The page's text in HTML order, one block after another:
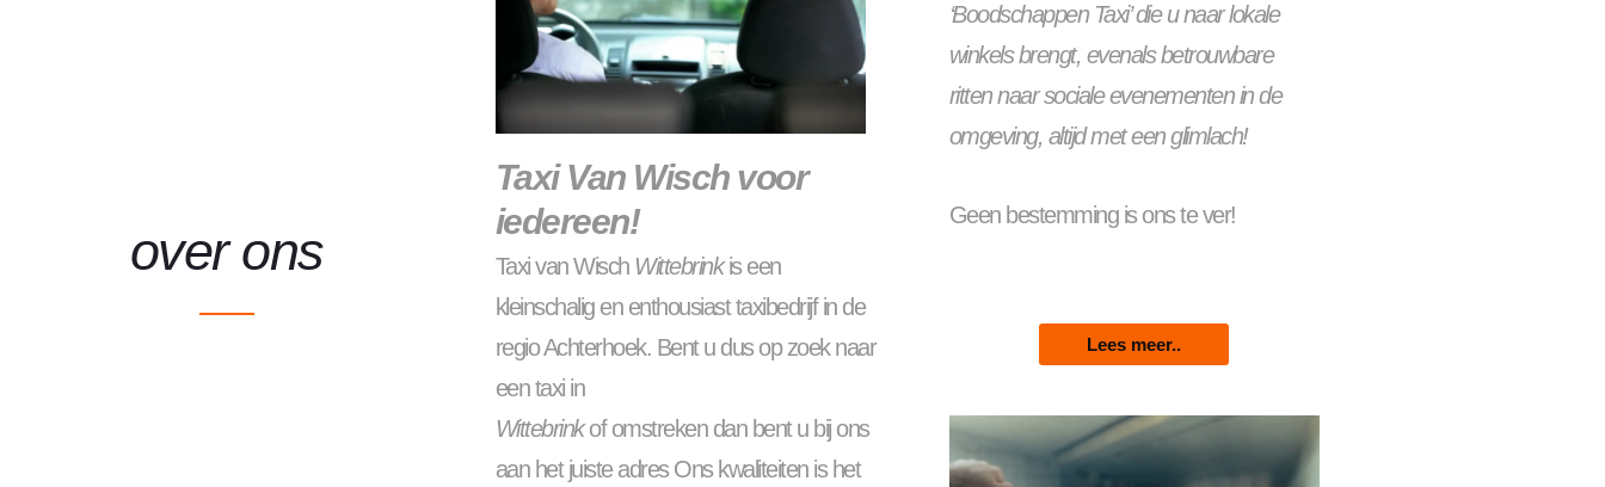
over ons
Taxi Van Wisch voor
iedereen!
Taxi van Wisch Wittebrinkis een
kleinschalig en enthousiast taxibedrijf in de
regio Achterhoek. Bent u dus op zoek naar
een taxi in
Wittebrinkof omstreken dan bent u bij ons
aan het juiste adres Ons kwaliteiten is het
‘Boodschappen Taxi’ die u naar lokale
winkels brengt, evenals betrouwbare
ritten naar sociale evenementen in de
omgeving, altijd met een glimlach!
Geen bestemming is ons te ver!
Lees meer..